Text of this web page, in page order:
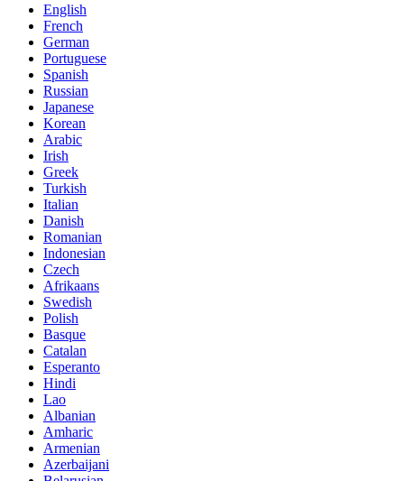
English
French
German
Portuguese
Spanish
Russian
Japanese
Korean
Arabic
Irish
Greek
Turkish
Italian
Danish
Romanian
Indonesian
Czech
Afrikaans
Swedish
Polish
Basque
Catalan
Esperanto
Hindi
Lao
Albanian
Amharic
Armenian
Azerbaijani